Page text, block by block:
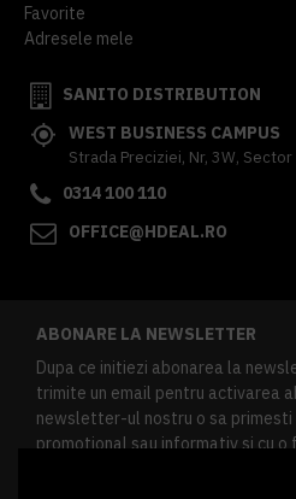
Favorite
Adresele mele
SANITO DISTRIBUTION
WEST BUSINESS CAMPUS
Strada Preciziei, Nr, 3W,
0314 100 110
OFFICE@HDEAL.RO
ABONARE LA NEWSLETTER
Dupa ce initiezi abonarea la
trimite un email pentru activarea
newsletter-ul nostru o sa primesti
promotional sau informativ si cu o
redusa. Daca doresti sa te
newsletter primit, daca esti